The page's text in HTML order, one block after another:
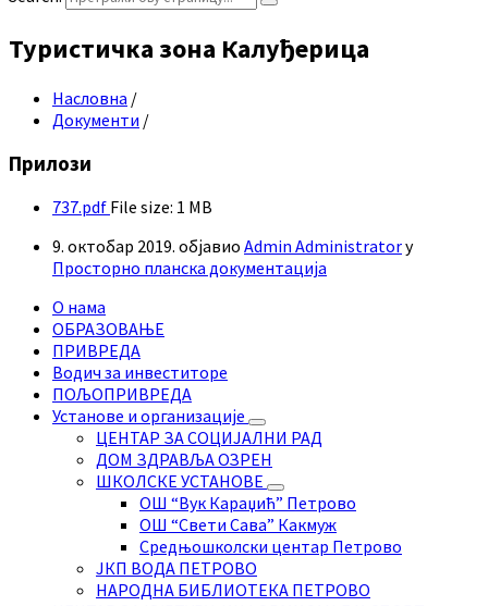
Туристичка зона Калуђерица
Насловна /
Документи /
Прилози
737.pdf File size: 1 MB
9. октобар 2019. објавио Admin Administratorу
Просторно планска документација
О нама
ОБРАЗОВАЊЕ
ПРИВРЕДА
Водич за инвеститоре
ПОЉОПРИВРЕДА
Установе и организације
ЦЕНТАР ЗА СОЦИЈАЛНИ РАД
ДОМ ЗДРАВЉА ОЗРЕН
ШКОЛСКЕ УСТАНОВЕ
ОШ “Вук Караџић” Петрово
ОШ “Свети Сава” Какмуж
Средњошколски центар Петрово
ЈКП ВОДА ПЕТРОВО
НАРОДНА БИБЛИОТЕКА ПЕТРОВО